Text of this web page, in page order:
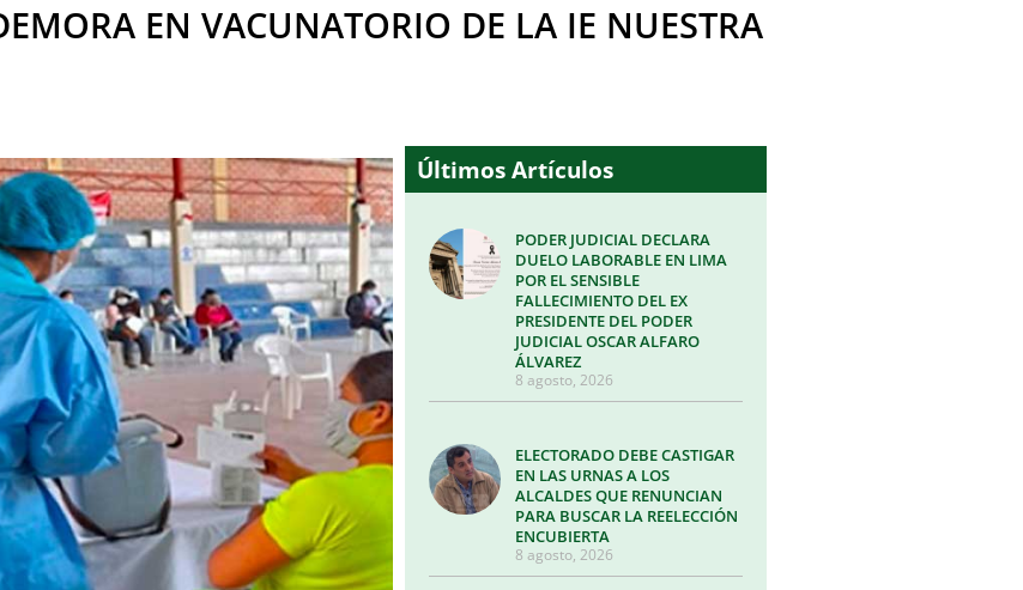
EN VACUNATORIO DE LA IE NUESTRA
Últimos Artículos
PODER JUDICIAL DECLARA
DUELO LABORABLE EN LIMA
POR EL SENSIBLE
FALLECIMIENTO DEL EX
PRESIDENTE DEL PODER
JUDICIAL OSCAR ALFARO
ÁLVAREZ
8 agosto, 2026
ELECTORADO DEBE CASTIGAR
EN LAS URNAS A LOS
ALCALDES QUE RENUNCIAN
PARA BUSCAR LA REELECCIÓN
ENCUBIERTA
8 agosto, 2026